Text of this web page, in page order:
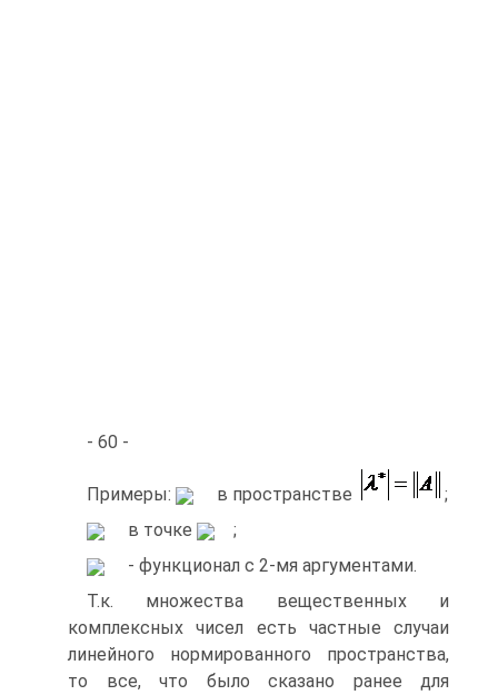
- 60 -
Примеры: в пространстве
;
в точке
;
- функционал с 2-мя аргументами.
Т.к. множества вещественных и
комплексных чисел есть частные случаи
линейного нормированного пространства,
то все, что было сказано ранее для